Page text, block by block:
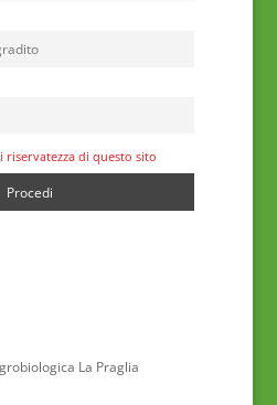
riservatezza di questo sito